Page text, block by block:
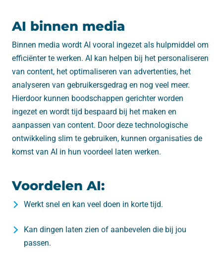
AI binnen media
Binnen media wordt AI vooral ingezet als hulpmiddel om
efficiënter te werken. AI kan helpen bij het personaliseren
van content, het optimaliseren van advertenties, het
analyseren van gebruikersgedrag en nog veel meer.
Hierdoor kunnen boodschappen gerichter worden
ingezet en wordt tijd bespaard bij het maken en
aanpassen van content. Door deze technologische
ontwikkeling slim te gebruiken, kunnen organisaties de
komst van AI in hun voordeel laten werken.
Voordelen AI:
Werkt snel en kan veel doen in korte tijd.
Kan dingen laten zien of aanbevelen die bij jou
passen.